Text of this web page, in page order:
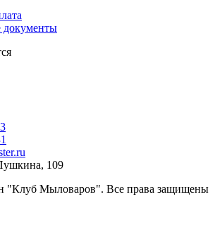
109
"Клуб Мыловаров". Все права защищены